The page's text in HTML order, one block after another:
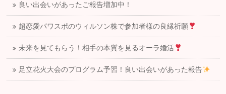
良い出会いがあったご報告増加中！
超恋愛パワスポのウィルソン株で参加者様の良縁祈願
未来を見てもらう！相手の本質を見るオーラ婚活
足立花火大会のプログラム予習！良い出会いがあった報告